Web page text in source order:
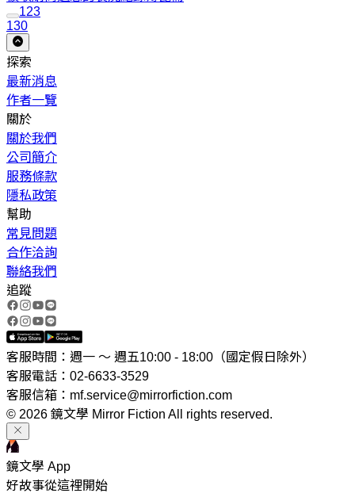
123
130
探索
最新消息
作者一覽
關於
關於我們
公司簡介
服務條款
隱私政策
幫助
常見問題
合作洽詢
聯絡我們
追蹤
客服時間：週一 ～ 週五10:00 - 18:00（國定假日除外）
客服電話：02-6633-3529
客服信箱：mf.service@mirrorfiction.com
© 2026 鏡文學 Mirror Fiction All rights reserved.
鏡文學 App
好故事從這裡開始